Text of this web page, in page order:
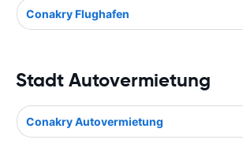
Conakry Flughafen
Stadt Autovermietung
Conakry Autovermietung